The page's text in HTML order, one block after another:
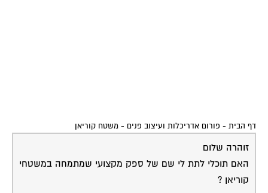
פורום אדריכלות ועיצוב פנים
זוהרה שלום
האם תוכלי לתת לי שם של ספק מקצועי שמתמחה במשטחי
קוריאן ?